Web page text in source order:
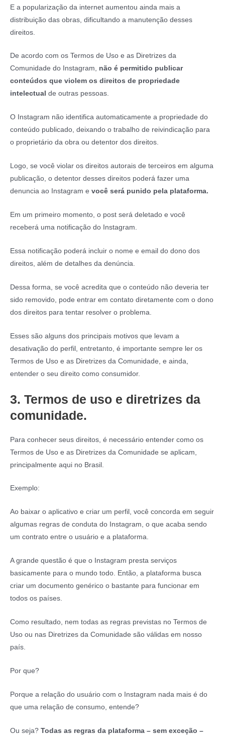
E a popularização da internet aumentou ainda mais a
distribuição das obras, dificultando a manutenção desses
direitos.
De acordo com os Termos de Uso e as Diretrizes da
Comunidade do Instagram, não é permitido publicar
conteúdos que violem os direitos de propriedade
intelectual de outras pessoas.
O Instagram não identifica automaticamente a propriedade do
conteúdo publicado, deixando o trabalho de reivindicação para
o proprietário da obra ou detentor dos direitos.
Logo, se você violar os direitos autorais de terceiros em alguma
publicação, o detentor desses direitos poderá fazer uma
denuncia ao Instagram e você será punido pela plataforma.
Em um primeiro momento, o post será deletado e você
receberá uma notificação do Instagram.
Essa notificação poderá incluir o nome e email do dono dos
direitos, além de detalhes da denúncia.
Dessa forma, se você acredita que o conteúdo não deveria ter
sido removido, pode entrar em contato diretamente com o dono
dos direitos para tentar resolver o problema.
Esses são alguns dos principais motivos que levam a
desativação do perfil, entretanto, é importante sempre ler os
Termos de Uso e as Diretrizes da Comunidade, e ainda,
entender o seu direito como consumidor.
3. Termos de uso e diretrizes da
comunidade.
Para conhecer seus direitos, é necessário entender como os
Termos de Uso e as Diretrizes da Comunidade se aplicam,
principalmente aqui no Brasil.
Exemplo:
Ao baixar o aplicativo e criar um perfil, você concorda em seguir
algumas regras de conduta do Instagram, o que acaba sendo
um contrato entre o usuário e a plataforma.
A grande questão é que o Instagram presta serviços
basicamente para o mundo todo. Então, a plataforma busca
criar um documento genérico o bastante para funcionar em
todos os países.
Como resultado, nem todas as regras previstas no Termos de
Uso ou nas Diretrizes da Comunidade são válidas em nosso
país.
Por que?
Porque a relação do usuário com o Instagram nada mais é do
que uma relação de consumo, entende?
Ou seja? Todas as regras da plataforma – sem exceção –